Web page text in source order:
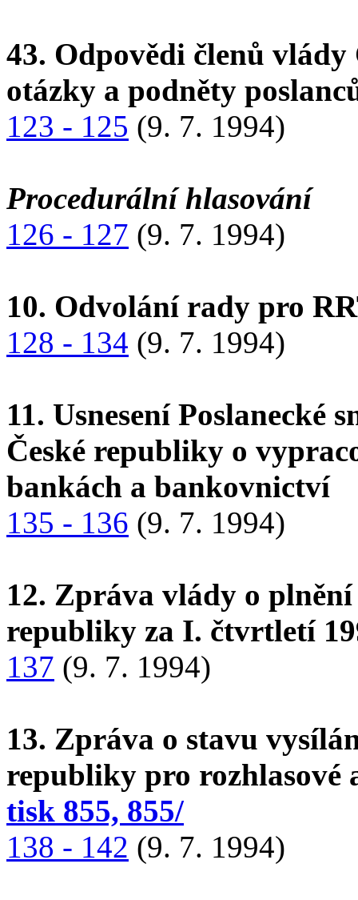
43. Odpovědi členů
otázky a podněty
123 - 125 (9. 7. 1994)
Procedurální hlasování
126 - 127 (9. 7. 1994)
10. Odvolání rady pro
128 - 134 (9. 7. 1994)
11. Usnesení Poslanecké
České republiky o
bankách a bankovnictví
135 - 136 (9. 7. 1994)
12. Zpráva vlády o
republiky za I. čtvrtletí
137 (9. 7. 1994)
13. Zpráva o stavu
republiky pro rozhlasové
tisk 855, 855/
138 - 142 (9. 7. 1994)